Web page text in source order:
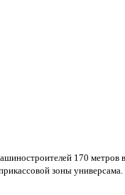
170
зоны универсама.